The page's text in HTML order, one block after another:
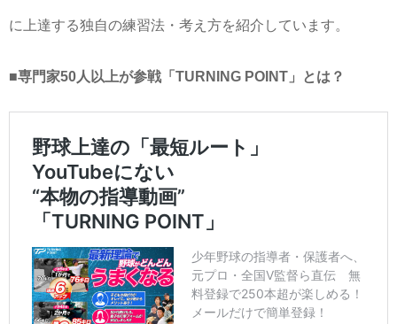
に上達する独自の練習法・考え方を紹介しています。
■専門家50人以上が参戦「TURNING POINT」とは？